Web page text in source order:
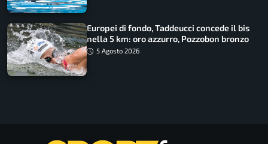
Europei di fondo, Taddeucci concede il bis
nella 5 km: oro azzurro, Pozzobon bronzo
5 Agosto 2026